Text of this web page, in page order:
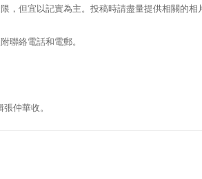
，但宜以記實為主。投稿時請盡量提供相關的相
聯絡電話和電郵。
仲華收。